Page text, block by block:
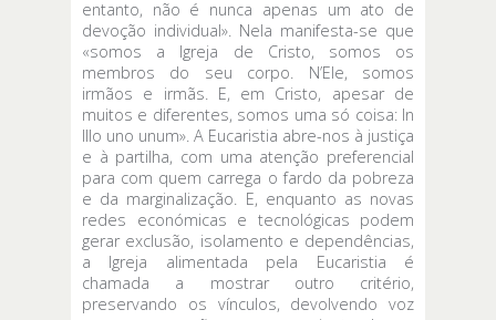
entanto, não é nunca apenas um ato de
devoção individual». Nela manifesta-se que
«somos a Igreja de Cristo, somos os
membros do seu corpo. N’Ele, somos
irmãos e irmãs. E, em Cristo, apesar de
muitos e diferentes, somos uma só coisa: In
Illo uno unum». A Eucaristia abre-nos à justiça
e à partilha, com uma atenção preferencial
para com quem carrega o fardo da pobreza
e da marginalização. E, enquanto as novas
redes económicas e tecnológicas podem
gerar exclusão, isolamento e dependências,
a Igreja alimentada pela Eucaristia é
chamada a mostrar outro critério,
preservando os vínculos, devolvendo voz